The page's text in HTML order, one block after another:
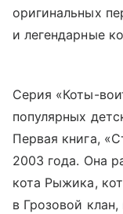
оригинальных
и легендарные
Серия «Коты-
популярных
Первая книга,
2003 года. Она
кота Рыжика,
в Грозовой